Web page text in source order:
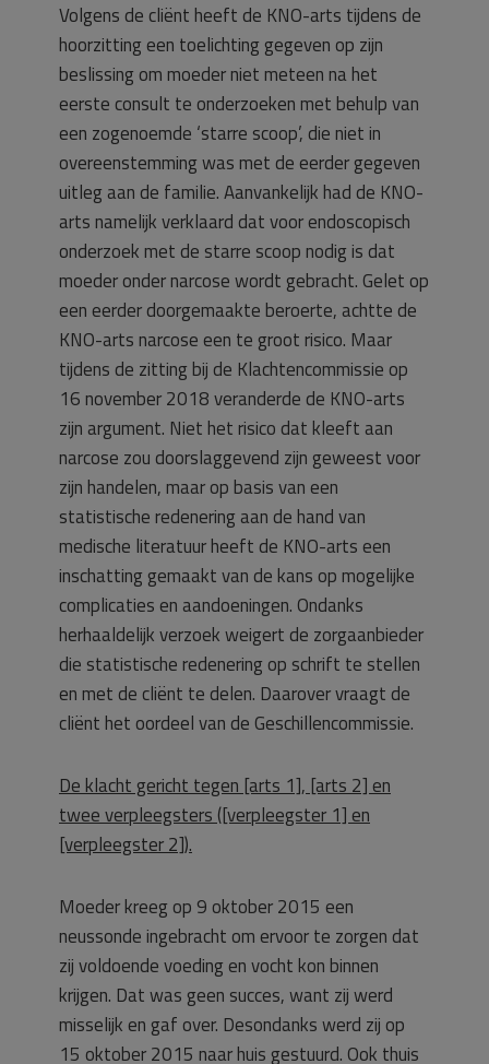
Volgens de cliënt heeft de KNO-arts tijdens de
hoorzitting een toelichting gegeven op zijn
beslissing om moeder niet meteen na het
eerste consult te onderzoeken met behulp van
een zogenoemde ‘starre scoop’, die niet in
overeenstemming was met de eerder gegeven
uitleg aan de familie. Aanvankelijk had de KNO-
arts namelijk verklaard dat voor endoscopisch
onderzoek met de starre scoop nodig is dat
moeder onder narcose wordt gebracht. Gelet op
een eerder doorgemaakte beroerte, achtte de
KNO-arts narcose een te groot risico. Maar
tijdens de zitting bij de Klachtencommissie op
16 november 2018 veranderde de KNO-arts
zijn argument. Niet het risico dat kleeft aan
narcose zou doorslaggevend zijn geweest voor
zijn handelen, maar op basis van een
statistische redenering aan de hand van
medische literatuur heeft de KNO-arts een
inschatting gemaakt van de kans op mogelijke
complicaties en aandoeningen. Ondanks
herhaaldelijk verzoek weigert de zorgaanbieder
die statistische redenering op schrift te stellen
en met de cliënt te delen. Daarover vraagt de
cliënt het oordeel van de Geschillencommissie.
De klacht gericht tegen [arts 1], [arts 2] en
twee verpleegsters ([verpleegster 1] en
[verpleegster 2]).
Moeder kreeg op 9 oktober 2015 een
neussonde ingebracht om ervoor te zorgen dat
zij voldoende voeding en vocht kon binnen
krijgen. Dat was geen succes, want zij werd
misselijk en gaf over. Desondanks werd zij op
15 oktober 2015 naar huis gestuurd. Ook thuis